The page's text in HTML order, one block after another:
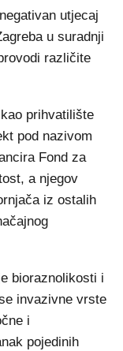
utjecaj
u suradnji
različite
prihvatilište
pod nazivom
Fond za
a njegov
iz ostalih
bioraznolikosti i
invazivne vrste
i
pojedinih